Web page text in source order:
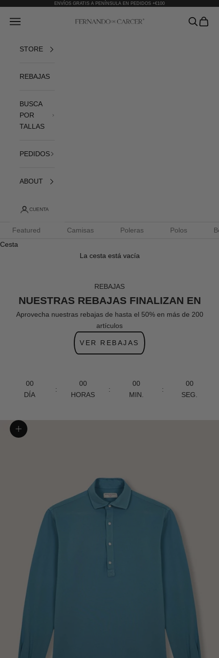
ENVÍOS GRATIS A PENÍNSULA EN PEDIDOS +€100
Fernando de Cárcer
Abrir menú de navegación AbrirAbrir
STORE
REBAJAS
BUSCA
POR
TALLAS
PEDIDOS
ABOUT
CUENTA
Featured Camisas Poleras Polos
Cesta
La cesta está vacía
REBAJAS
NUESTRAS REBAJAS FINALIZAN EN
Aprovecha nuestras rebajas de hasta el 50% en más de 200
artículos
VER REBAJAS
00
DÍA
:
00
HORAS
:
00
MIN.
:
00
SEG.
Zoom